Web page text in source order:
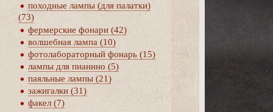
походные лампы (для палатки)
(73)
фермерские фонари (42)
олшебная лампа (10)
фотолабораторный фонарь (15)
лампы для пианино (5)
паяльные лампы (21)
зажигалки (31)
факел (7)